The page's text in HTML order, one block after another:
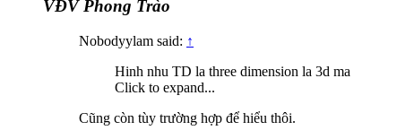
VĐV Phong Trào
Nobodyylam said: ↑
Hinh nhu TD la three dimension la 3d ma
Click to expand...
Cũng còn tùy trường hợp để hiểu thôi.